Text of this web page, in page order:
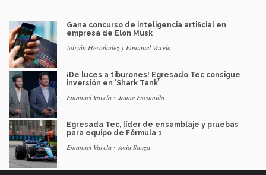
Gana concurso de inteligencia artificial en
empresa de Elon Musk
Adrián Hernández y Emanuel Varela
¡De luces a tiburones! Egresado Tec consigue
inversión en ‘Shark Tank’
Emanuel Varela y Jaime Escamilla
Egresada Tec, líder de ensamblaje y pruebas
para equipo de Fórmula 1
Emanuel Varela y Ania Sauza